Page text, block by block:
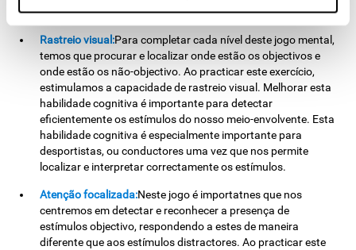
identificar letras ou objectos da maneira mais eficaz.
Rastreio visual:Para completar cada nível deste jogo mental,
temos que procurar e localizar onde estão os objectivos e
onde estão os não-objectivo. Ao practicar este exercício,
estimulamos a capacidade de rastreio visual. Melhorar esta
habilidade cognitiva é importante para detectar
eficientemente os estímulos do nosso meio-envolvente. Esta
habilidade cognitiva é especialmente importante para
desportistas, ou conductores uma vez que nos permite
localizar e interpretar correctamente os estímulos.
Atenção focalizada:Neste jogo é importatnes que nos
centremos em detectar e reconhecer a presença de
estímulos objectivo, respondendo a estes de maneira
diferente que aos estímulos distractores. Ao practicar este